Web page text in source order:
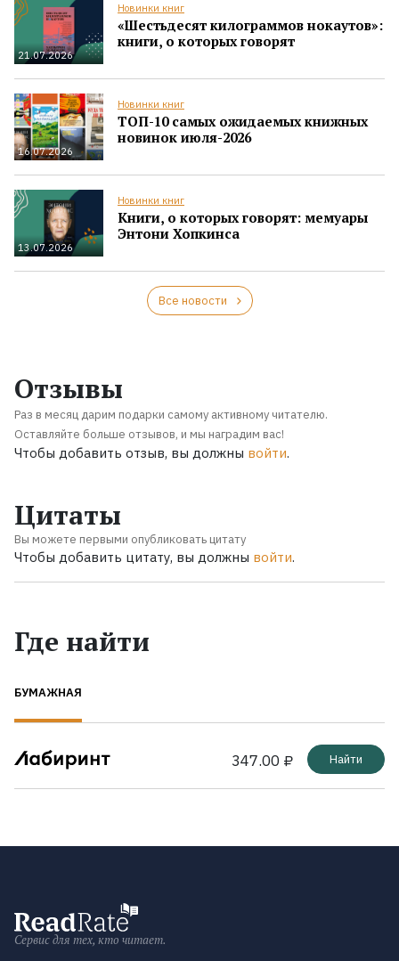
21.07.2026
Новинки книг
«Шестьдесят килограммов нокаутов»:
книги, о которых говорят
16.07.2026
Новинки книг
ТОП-10 самых ожидаемых книжных
новинок июля-2026
13.07.2026
Новинки книг
Книги, о которых говорят: мемуары
Энтони Хопкинса
Все новости
Отзывы
Раз в месяц дарим подарки самому активному читателю.
Оставляйте больше отзывов, и мы наградим вас!
Чтобы добавить отзыв, вы должны войти.
Цитаты
Вы можете первыми опубликовать цитату
Чтобы добавить цитату, вы должны войти.
Где найти
БУМАЖНАЯ
347.00 ₽ Найти
Сервис для тех, кто читает.